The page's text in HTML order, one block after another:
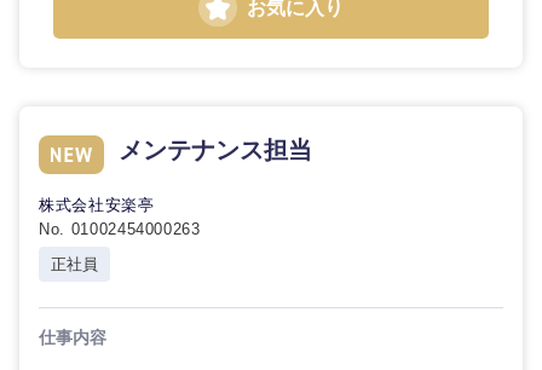
お気に入り
メンテナンス担当
株式会社安楽亭
No. 01002454000263
正社員
仕事内容